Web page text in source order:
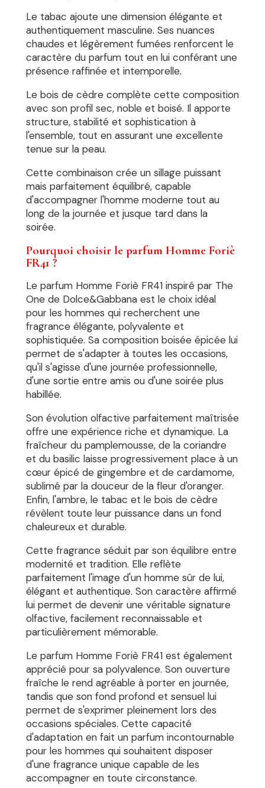
Le tabac ajoute une dimension élégante et
authentiquement masculine. Ses nuances
chaudes et légèrement fumées renforcent le
caractère du parfum tout en lui conférant une
présence raffinée et intemporelle.
Le bois de cèdre complète cette composition
avec son profil sec, noble et boisé. Il apporte
structure, stabilité et sophistication à
l'ensemble, tout en assurant une excellente
tenue sur la peau.
Cette combinaison crée un sillage puissant
mais parfaitement équilibré, capable
d'accompagner l'homme moderne tout au
long de la journée et jusque tard dans la
soirée.
Pourquoi choisir le parfum Homme Foriè
FR41 ?
Le parfum Homme Foriè FR41 inspiré par The
One de Dolce&Gabbana est le choix idéal
pour les hommes qui recherchent une
fragrance élégante, polyvalente et
sophistiquée. Sa composition boisée épicée lui
permet de s'adapter à toutes les occasions,
qu'il s'agisse d'une journée professionnelle,
d'une sortie entre amis ou d'une soirée plus
habillée.
Son évolution olfactive parfaitement maîtrisée
offre une expérience riche et dynamique. La
fraîcheur du pamplemousse, de la coriandre
et du basilic laisse progressivement place à un
cœur épicé de gingembre et de cardamome,
sublimé par la douceur de la fleur d'oranger.
Enfin, l'ambre, le tabac et le bois de cèdre
révèlent toute leur puissance dans un fond
chaleureux et durable.
Cette fragrance séduit par son équilibre entre
modernité et tradition. Elle reflète
parfaitement l'image d'un homme sûr de lui,
élégant et authentique. Son caractère affirmé
lui permet de devenir une véritable signature
olfactive, facilement reconnaissable et
particulièrement mémorable.
Le parfum Homme Foriè FR41 est également
apprécié pour sa polyvalence. Son ouverture
fraîche le rend agréable à porter en journée,
tandis que son fond profond et sensuel lui
permet de s'exprimer pleinement lors des
occasions spéciales. Cette capacité
d'adaptation en fait un parfum incontournable
pour les hommes qui souhaitent disposer
d'une fragrance unique capable de les
accompagner en toute circonstance.